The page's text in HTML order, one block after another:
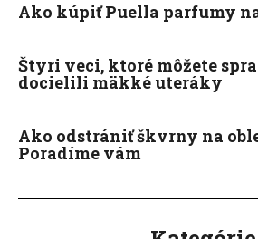
Ako kúpiť Puella parfumy
Štyri veci, ktoré môžete
docielili mäkké uteráky
Ako odstrániť škvrny na
Poradíme vám